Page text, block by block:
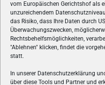
vom Europäischen Gerichtshof als
unzureichendem
das Risiko, dass Ihre Daten durch
Überwachungszwecken,
Rechtsbehelfsmöglichkeiten,
"Ablehnen" klicken, findet die
statt.
In unserer Datenschutzerklärung
über diese Tools und Partner und
VON GAMERN, FÜR
Spielemagazin Österreichs
Reviews und Videos zu
Hardware und aus